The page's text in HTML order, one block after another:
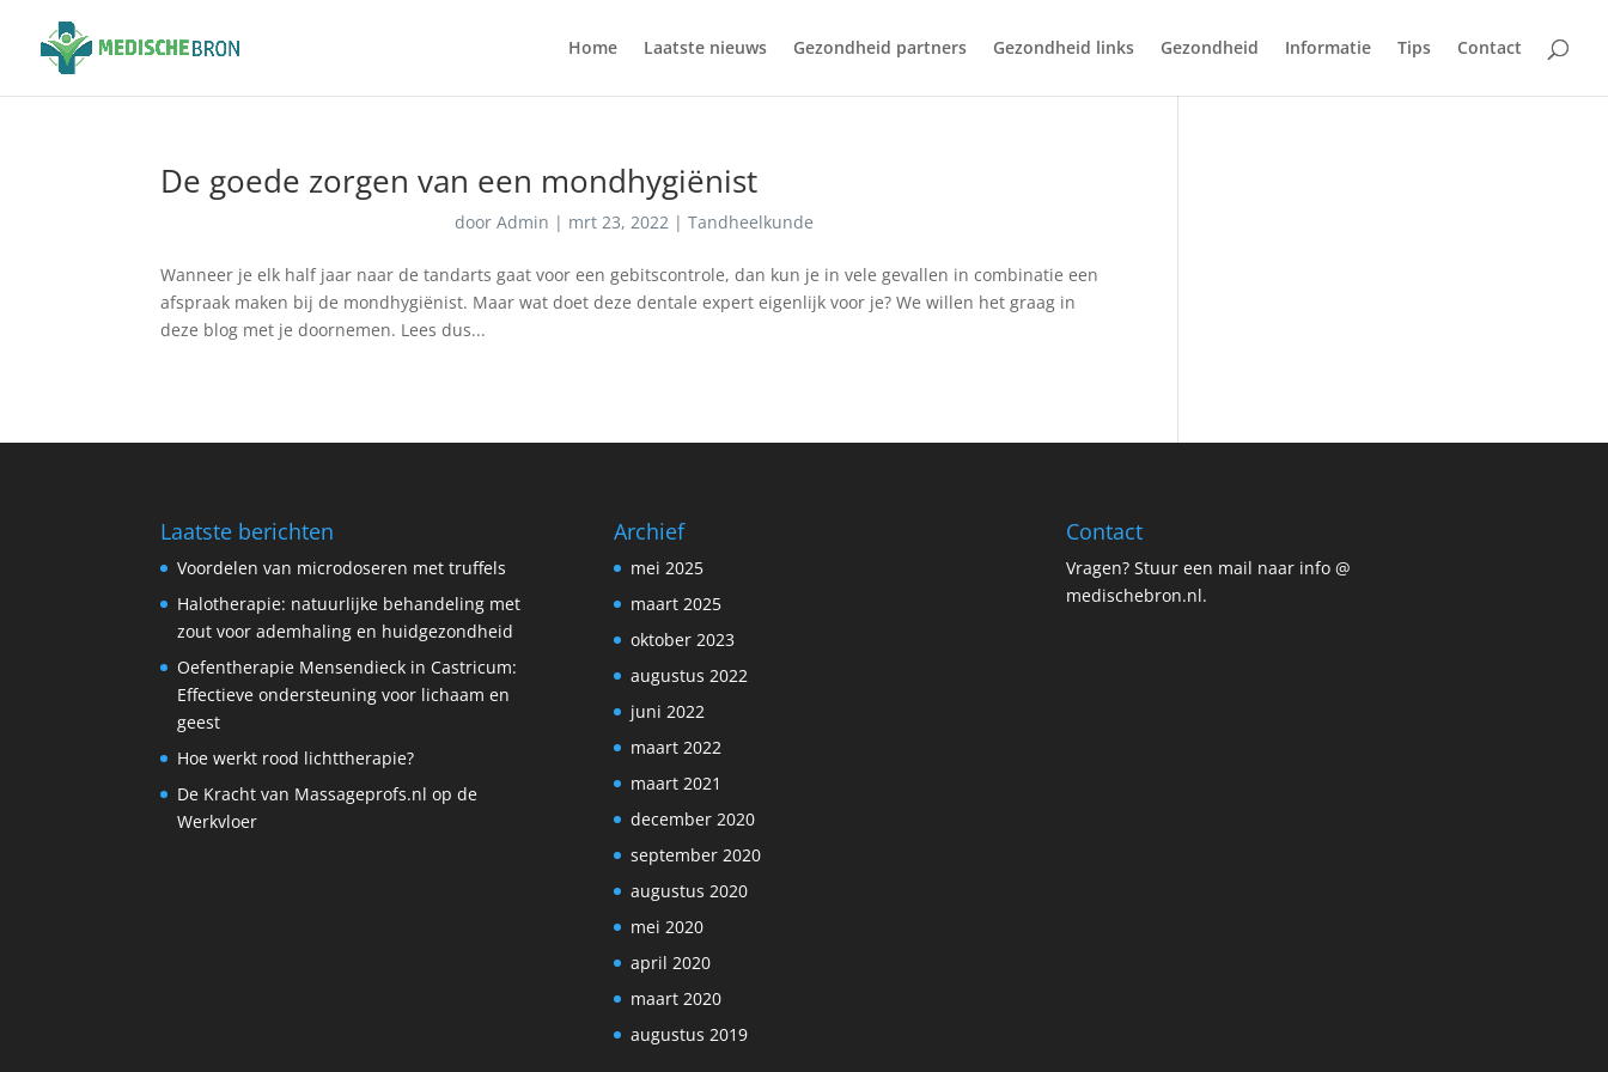
Home Laatste nieuws Gezondheid partners Gezondheid links Gezondheid Informatie Tips Contact
De goede zorgen van een mondhygiënist
doorAdmin | mrt 23, 2022 |Tandheelkunde
Wanneer je elk half jaar naar de tandarts gaat voor een gebitscontrole, dan kun je in vele gevallen in combinatie een
afspraak maken bij de mondhygiënist. Maar wat doet deze dentale expert eigenlijk voor je? We willen het graag in
deze blog met je doornemen. Lees dus...
Laatste berichten
Voordelen van microdoseren met truffels
Halotherapie: natuurlijke behandeling met
zout voor ademhaling en huidgezondheid
Oefentherapie Mensendieck in Castricum:
Effectieve ondersteuning voor lichaam en
geest
Hoe werkt rood lichttherapie?
De Kracht van Massageprofs.nl op de
Werkvloer
Archief
mei 2025
maart 2025
oktober 2023
augustus 2022
juni 2022
maart 2022
maart 2021
december 2020
september 2020
augustus 2020
mei 2020
april 2020
maart 2020
augustus 2019
Contact
Vragen? Stuur een mail naar info @
medischebron.nl.